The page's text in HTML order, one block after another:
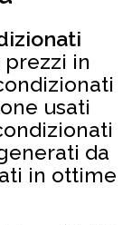
in
usati
da
in ottime